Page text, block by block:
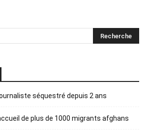
séquestré depuis 2 ans
de plus de 1000 migrants afghans